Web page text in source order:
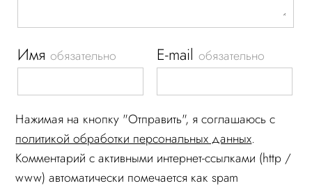
Имяобязательно E-mailобязательно
Нажимая на кнопку "Отправить", я соглашаюсь c
политикой обработки персональных данных.
Комментарий c активными интернет-ссылками (http /
www) автоматически помечается как spam